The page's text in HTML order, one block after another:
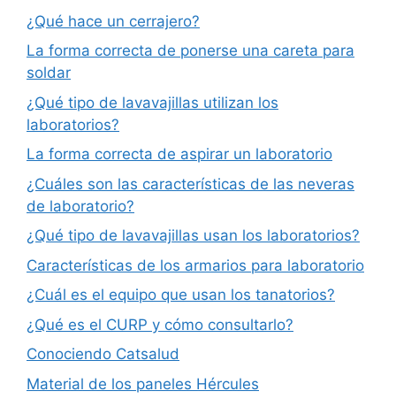
¿Qué hace un cerrajero?
La forma correcta de ponerse una careta para
soldar
¿Qué tipo de lavavajillas utilizan los
laboratorios?
La forma correcta de aspirar un laboratorio
¿Cuáles son las características de las neveras
de laboratorio?
¿Qué tipo de lavavajillas usan los laboratorios?
Características de los armarios para laboratorio
¿Cuál es el equipo que usan los tanatorios?
¿Qué es el CURP y cómo consultarlo?
Conociendo Catsalud
Material de los paneles Hércules